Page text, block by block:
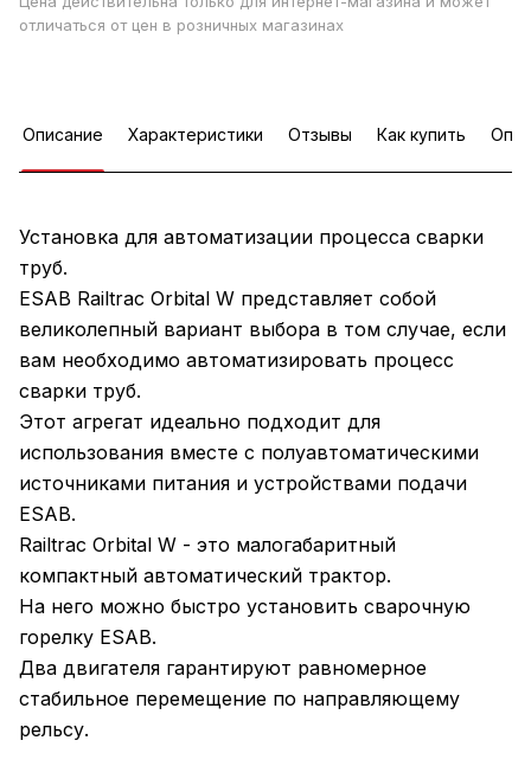
отличаться от цен в розничных магазинах
Описание Характеристики Отзывы Как купить
Установка для автоматизации процесса сварки
труб.
ESAB Railtrac Orbital W представляет собой
великолепный вариант выбора в том случае, если
вам необходимо автоматизировать процесс
сварки труб.
Этот агрегат идеально подходит для
использования вместе с полуавтоматическими
источниками питания и устройствами подачи
ESAB.
Railtrac Orbital W - это малогабаритный
компактный автоматический трактор.
На него можно быстро установить сварочную
горелку ESAB.
Два двигателя гарантируют равномерное
стабильное перемещение по направляющему
рельсу.